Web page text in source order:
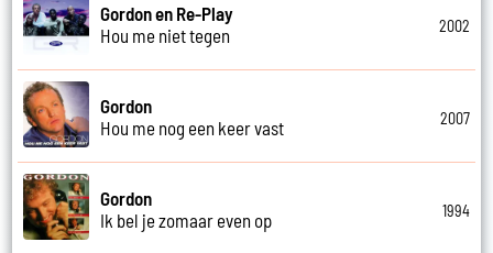
Gordon en Re-Play
Hou me niet tegen
2002
Gordon
Hou me nog een keer vast
2007
Gordon
Ik bel je zomaar even op
1994